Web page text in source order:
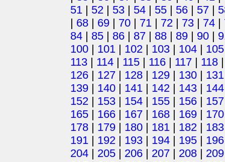
51 | 52 | 53 | 54 | 55 | 56 | 57 |
| 68 | 69 | 70 | 71 | 72 | 73 | 74 |
84 | 85 | 86 | 87 | 88 | 89 | 90 |
100 | 101 | 102 | 103 | 104 | 105
113 | 114 | 115 | 116 | 117 | 118
126 | 127 | 128 | 129 | 130 | 131
139 | 140 | 141 | 142 | 143 | 144
152 | 153 | 154 | 155 | 156 | 157
165 | 166 | 167 | 168 | 169 | 170
178 | 179 | 180 | 181 | 182 | 183
191 | 192 | 193 | 194 | 195 | 196
204 | 205 | 206 | 207 | 208 | 209